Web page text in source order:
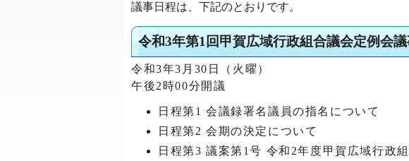
議事日程は、下記のとおりです。
令和3年第1回甲賀広域行政組合議会定例会
令和3年3月30日（火曜）
午後2時00分開議
日程第1 会議録署名議員の指名について
日程第2 会期の決定について
日程第3 議案第1号 令和2年度甲賀広域行政